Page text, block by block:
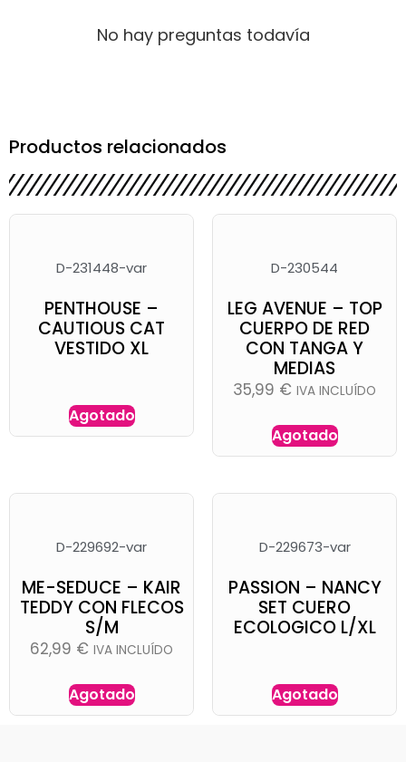
No hay preguntas todavía
Productos relacionados
D-231448-var
PENTHOUSE –
CAUTIOUS CAT
VESTIDO XL
Agotado
D-230544
LEG AVENUE – TOP
CUERPO DE RED
CON TANGA Y
MEDIAS
35,99 € IVA INCLUÍDO
Agotado
D-229692-var
ME-SEDUCE – KAIR
TEDDY CON FLECOS
S/M
62,99 € IVA INCLUÍDO
Agotado
D-229673-var
PASSION – NANCY
SET CUERO
ECOLOGICO L/XL
Agotado